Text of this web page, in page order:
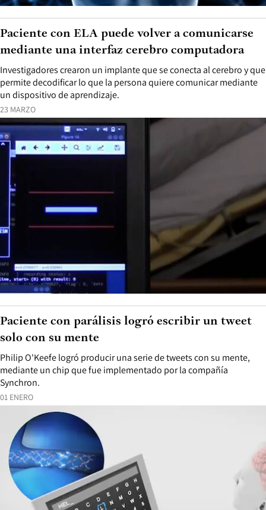
23 MARZO
Investigadores crearon un implante que se conecta al cerebro y que
permite decodificar lo que la persona quiere comunicar mediante
un dispositivo de aprendizaje.
Paciente con ELA puede volver a comunicarse
mediante una interfaz cerebro computadora
01 ENERO
Philip O'Keefe logró producir una serie de tweets con su mente,
mediante un chip que fue implementado por la compañía
Synchron.
Paciente con parálisis logró escribir un tweet
solo con su mente